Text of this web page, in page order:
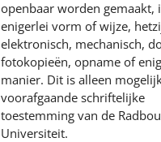
openbaar worden gemaakt,
enigerlei vorm of wijze,
elektronisch, mechanisch,
fotokopieën, opname of
manier. Dit is alleen
voorafgaande schriftelijke
toestemming van de
Universiteit.